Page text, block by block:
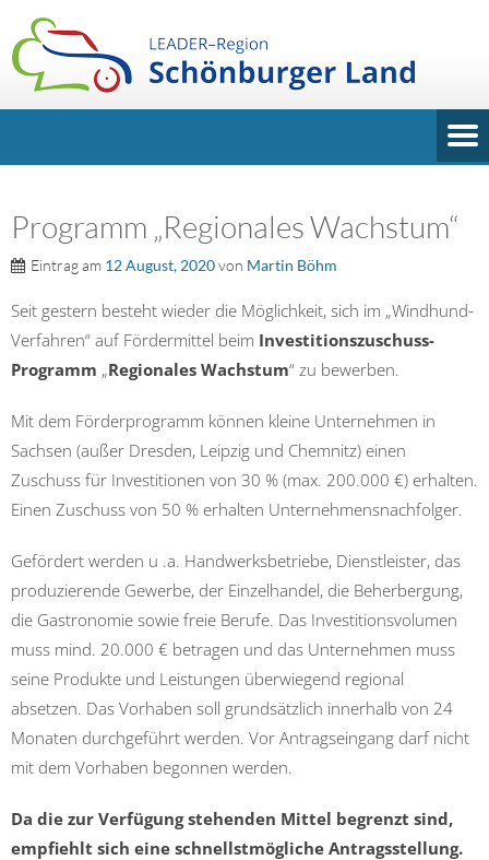
Programm „Regionales Wachstum“
Eintrag am 12 August, 2020von Martin Böhm
Seit gestern besteht wieder die Möglichkeit, sich im „Windhund-
Verfahren“ auf Fördermittel beim Investitionszuschuss-
Programm „Regionales Wachstum“ zu bewerben.
Mit dem Förderprogramm können kleine Unternehmen in
Sachsen (außer Dresden, Leipzig und Chemnitz) einen
Zuschuss für Investitionen von 30 % (max. 200.000 €) erhalten.
Einen Zuschuss von 50 % erhalten Unternehmensnachfolger.
Gefördert werden u .a. Handwerksbetriebe, Dienstleister, das
produzierende Gewerbe, der Einzelhandel, die Beherbergung,
die Gastronomie sowie freie Berufe. Das Investitionsvolumen
muss mind. 20.000 € betragen und das Unternehmen muss
seine Produkte und Leistungen überwiegend regional
absetzen. Das Vorhaben soll grundsätzlich innerhalb von 24
Monaten durchgeführt werden. Vor Antragseingang darf nicht
mit dem Vorhaben begonnen werden.
Da die zur Verfügung stehenden Mittel begrenzt sind,
empfiehlt sich eine schnellstmögliche Antragsstellung.